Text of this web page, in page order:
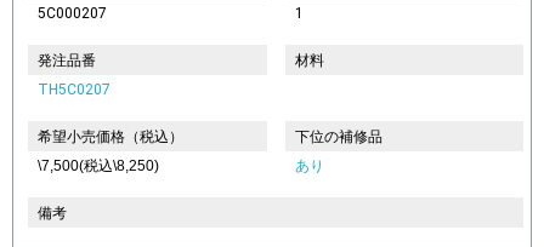
5C000207
1
発注品番
TH5C0207
材料
希望小売価格（税込）
\7,500(税込\8,250)
下位の補修品
あり
備考